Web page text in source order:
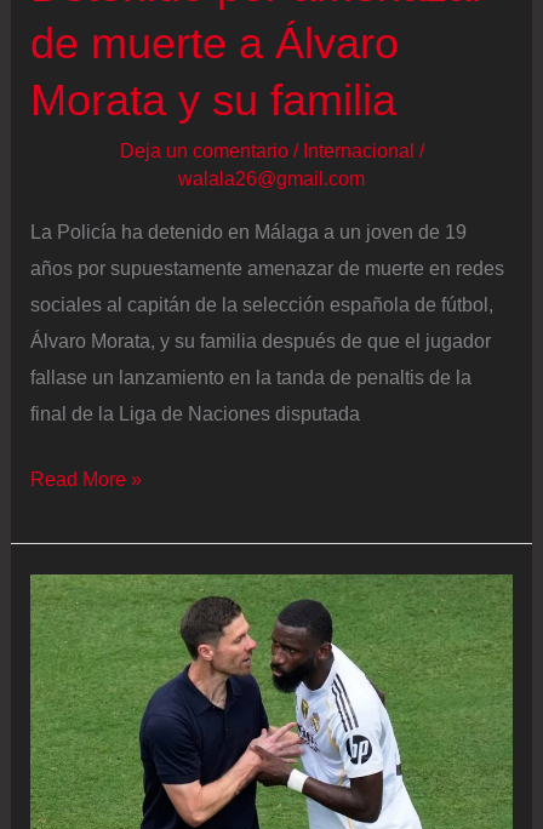
y
River
de muerte a Álvaro
Morata y su familia
Deja un comentario / Internacional /
walala26@gmail.com
La Policía ha detenido en Málaga a un joven de 19
años por supuestamente amenazar de muerte en redes
sociales al capitán de la selección española de fútbol,
Álvaro Morata, y su familia después de que el jugador
fallase un lanzamiento en la tanda de penaltis de la
final de la Liga de Naciones disputada
Detenido
amenazar
de
muerte
a
Álvaro
Morata
y
su
Read More »